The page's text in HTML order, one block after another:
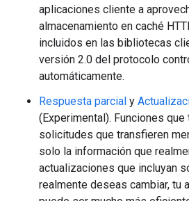
aplicaciones cliente a
almacenamiento en caché
incluidos en las bibliotecas
versión 2.0 del protocolo
automáticamente.
Respuesta parcial y
(Experimental). Funciones
solicitudes que transfieren
solo la información que
actualizaciones que incluyan
realmente deseas cambiar, tu